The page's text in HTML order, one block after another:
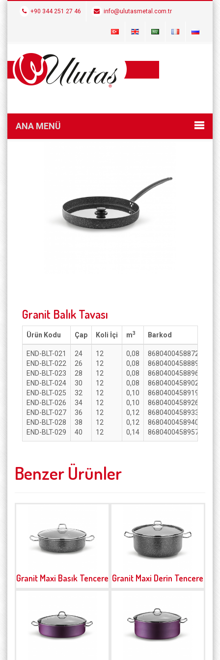
+90 344 251 27 46 info@ulutasmetal.com.tr
ANA MENÜ
Granit Balık Tavası
Ürün Kodu Çap Koli İçi m3 Barkod
END-BLT-021
END-BLT-022
END-BLT-023
END-BLT-024
END-BLT-025
END-BLT-026
END-BLT-027
END-BLT-028
END-BLT-029
24
26
28
30
32
34
36
38
40
12
12
12
12
12
12
12
12
12
0,08
0,08
0,08
0,08
0,10
0,10
0,12
0,12
0,14
8680400458872
8680400458889
8680400458896
8680400458902
8680400458919
8680400458926
8680400458933
8680400458940
8680400458957
Benzer Ürünler
Granit Maxi Basık Tencere Granit Maxi Derin Tencere